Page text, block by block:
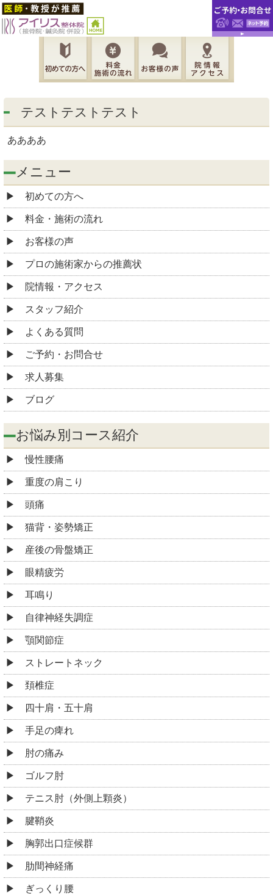
テストテストテスト
ああああ
メニュー
初めての方へ
料金・施術の流れ
お客様の声
プロの施術家からの推薦状
院情報・アクセス
スタッフ紹介
よくある質問
ご予約・お問合せ
求人募集
ブログ
お悩み別コース紹介
慢性腰痛
重度の肩こり
頭痛
猫背・姿勢矯正
産後の骨盤矯正
眼精疲労
耳鳴り
自律神経失調症
顎関節症
ストレートネック
頚椎症
四十肩・五十肩
手足の痺れ
肘の痛み
ゴルフ肘
テニス肘（外側上顆炎）
腱鞘炎
胸郭出口症候群
肋間神経痛
ぎっくり腰